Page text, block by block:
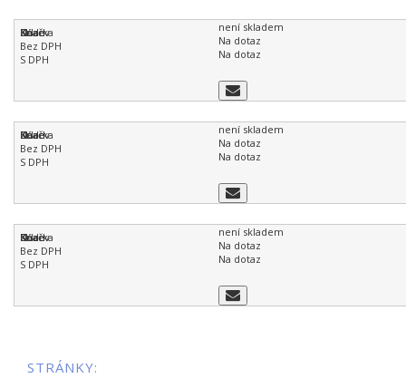
není skladem
Na dotaz
Na dotaz
není skladem
Na dotaz
Na dotaz
není skladem
Na dotaz
Na dotaz
STRÁNKY: